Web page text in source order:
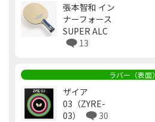
張本智和 イン
ナーフォース
SUPER ALC
13
ラバー（表面）
ザイア
03（ZYRE-
03）
30